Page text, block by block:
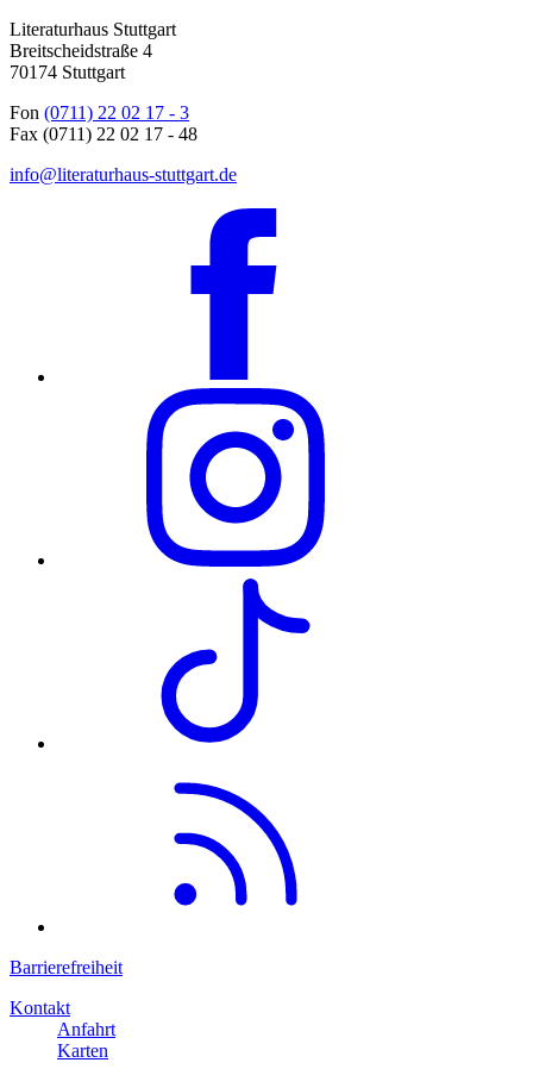
Literaturhaus Stuttgart
Breitscheidstraße 4
70174 Stuttgart
Fon (0711) 22 02 17 - 3
Fax (0711) 22 02 17 - 48
info@literaturhaus-stuttgart.de
Barrierefreiheit
Kontakt
Anfahrt
Karten